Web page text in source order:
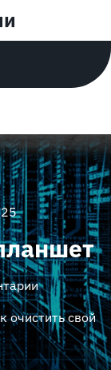
очистить свой